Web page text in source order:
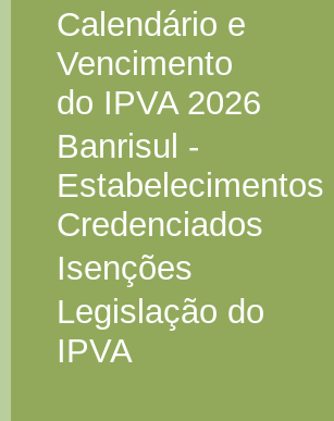
Calendário e
Vencimento
do IPVA 2026
Banrisul -
Estabelecimentos
Credenciados
Isenções
Legislação do
IPVA